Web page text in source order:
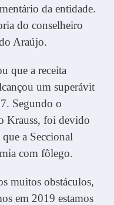
da entidade.
do conselheiro
Araújo.
que a receita
um superávit
Segundo o
Krauss, foi devido
a Seccional
com fôlego.
muitos obstáculos,
em 2019 estamos